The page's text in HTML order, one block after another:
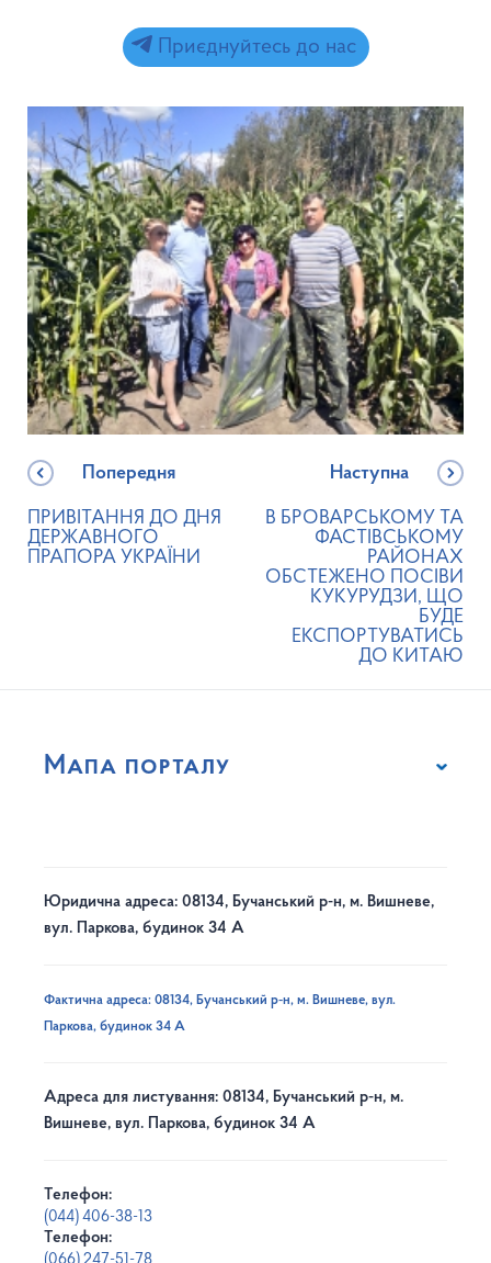
Приєднуйтесь до нас
Попередня
ПРИВІТАННЯ ДО ДНЯ
ДЕРЖАВНОГО
ПРАПОРА УКРАЇНИ
Наступна
В БРОВАРСЬКОМУ ТА
ФАСТІВСЬКОМУ
РАЙОНАХ
ОБСТЕЖЕНО ПОСІВИ
КУКУРУДЗИ, ЩО
БУДЕ
ЕКСПОРТУВАТИСЬ
ДО КИТАЮ
Мапа порталу
Юридична адреса: 08134, Бучанський р-н, м. Вишневе,
вул. Паркова, будинок 34 А
Фактична адреса: 08134, Бучанський р-н, м. Вишневе, вул.
Паркова, будинок 34 А
Адреса для листування: 08134, Бучанський р-н, м.
Вишневе, вул. Паркова, будинок 34 А
Телефон:
(044) 406-38-13
Телефон: